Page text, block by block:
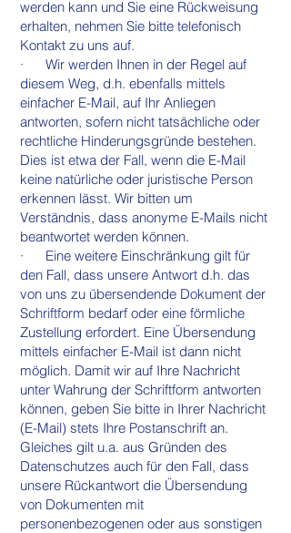
werden kann und Sie eine Rückweisung
erhalten, nehmen Sie bitte telefonisch
Kontakt zu uns auf.
· Wir werden Ihnen in der Regel auf
diesem Weg, d.h. ebenfalls mittels
einfacher E-Mail, auf Ihr Anliegen
antworten, sofern nicht tatsächliche oder
rechtliche Hinderungsgründe bestehen.
Dies ist etwa der Fall, wenn die E-Mail
keine natürliche oder juristische Person
erkennen lässt. Wir bitten um
Verständnis, dass anonyme E-Mails nicht
beantwortet werden können.
· Eine weitere Einschränkung gilt für
den Fall, dass unsere Antwort d.h. das
von uns zu übersendende Dokument der
Schriftform bedarf oder eine förmliche
Zustellung erfordert. Eine Übersendung
mittels einfacher E-Mail ist dann nicht
möglich. Damit wir auf Ihre Nachricht
unter Wahrung der Schriftform antworten
können, geben Sie bitte in Ihrer Nachricht
(E-Mail) stets Ihre Postanschrift an.
Gleiches gilt u.a. aus Gründen des
Datenschutzes auch für den Fall, dass
unsere Rückantwort die Übersendung
von Dokumenten mit
personenbezogenen oder aus sonstigen